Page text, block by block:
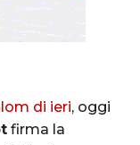
di ieri, oggi
firma la